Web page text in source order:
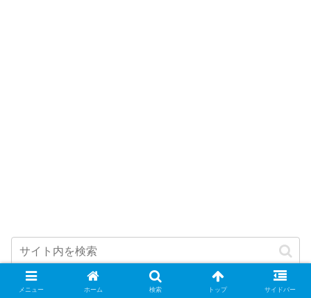
メニュー ホーム 検索 トップ サイドバー